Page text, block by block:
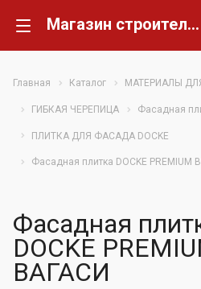
Магазин строительных материалов Склад Кирпича
Главная Каталог МАТЕРИАЛЫ
ГИБКАЯ ЧЕРЕПИЦА Фасадная
ПЛИТКА ДЛЯ ФАСАДА DOCKE
Фасадная плитка DOCKE PREMIUM
Фасадная
DOCKE
ВАГАСИ